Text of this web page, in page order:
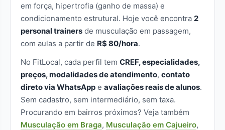
em força, hipertrofia (ganho de massa) e
condicionamento estrutural. Hoje você encontra 2
personal trainers de musculação em passagem,
com aulas a partir de R$ 80/hora.
No FitLocal, cada perfil tem CREF, especialidades,
preços, modalidades de atendimento, contato
direto via WhatsApp e avaliações reais de alunos.
Sem cadastro, sem intermediário, sem taxa.
Procurando em bairros próximos? Veja também
Musculação em Braga, Musculação em Cajueiro,